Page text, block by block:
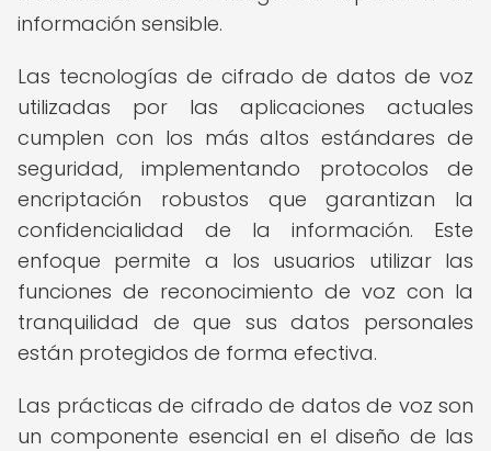
información sensible.
Las tecnologías de cifrado de datos de voz
utilizadas por las aplicaciones actuales
cumplen con los más altos estándares de
seguridad, implementando protocolos de
encriptación robustos que garantizan la
confidencialidad de la información. Este
enfoque permite a los usuarios utilizar las
funciones de reconocimiento de voz con la
tranquilidad de que sus datos personales
están protegidos de forma efectiva.
Las prácticas de cifrado de datos de voz son
un componente esencial en el diseño de las